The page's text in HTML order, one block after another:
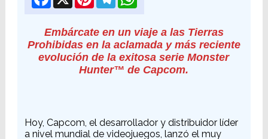
Embárcate en un viaje a las Tierras
Prohibidas en la aclamada y más reciente
evolución de la exitosa serie Monster
Hunter™ de Capcom.
Hoy, Capcom, el desarrollador y distribuidor líder
a nivel mundial de videojuegos, lanzó el muy